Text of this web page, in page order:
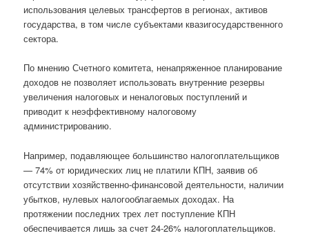
использования целевых трансфертов в регионах, активов
государства, в том числе субъектами квазигосударственного
сектора.
По мнению Счетного комитета, ненапряженное планирование
доходов не позволяет использовать внутренние резервы
увеличения налоговых и неналоговых поступлений и
приводит к неэффективному налоговому
администрированию.
Например, подавляющее большинство налогоплательщиков
— 74% от юридических лиц не платили КПН, заявив об
отсутствии хозяйственно-финансовой деятельности, наличии
убытков, нулевых налогооблагаемых доходах. На
протяжении последних трех лет поступление КПН
обеспечивается лишь за счет 24-26% налогоплательщиков.